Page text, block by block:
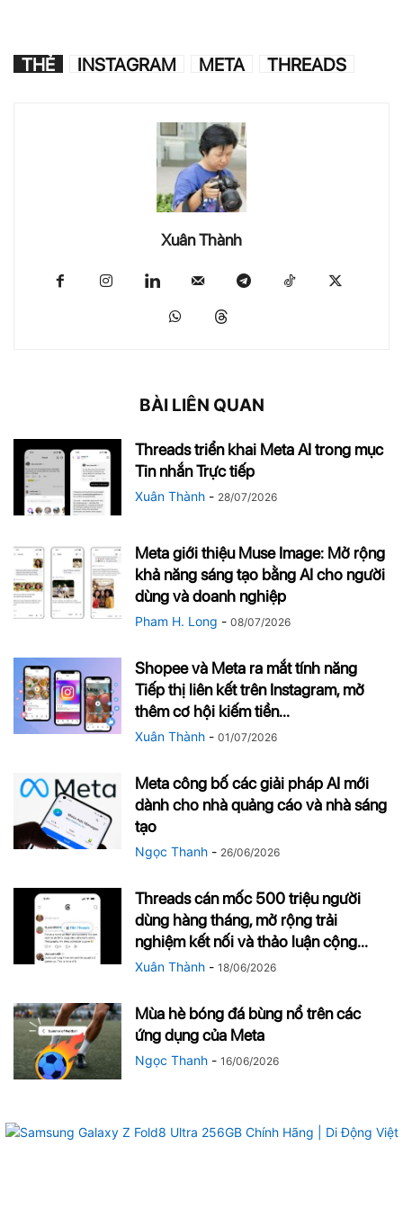
THẺ INSTAGRAM META THREADS
Xuân Thành
BÀI LIÊN QUAN
Threads triển khai Meta AI trong mục
Tin nhắn Trực tiếp
Xuân Thành - 28/07/2026
Meta giới thiệu Muse Image: Mở rộng
khả năng sáng tạo bằng AI cho người
dùng và doanh nghiệp
Pham H. Long - 08/07/2026
Shopee và Meta ra mắt tính năng
Tiếp thị liên kết trên Instagram, mở
thêm cơ hội kiếm tiền...
Xuân Thành - 01/07/2026
Meta công bố các giải pháp AI mới
dành cho nhà quảng cáo và nhà sáng
tạo
Ngọc Thanh - 26/06/2026
Threads cán mốc 500 triệu người
dùng hàng tháng, mở rộng trải
nghiệm kết nối và thảo luận cộng...
Xuân Thành - 18/06/2026
Mùa hè bóng đá bùng nổ trên các
ứng dụng của Meta
Ngọc Thanh - 16/06/2026